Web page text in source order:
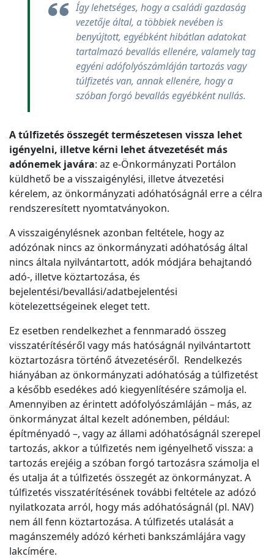
Így lehetséges, hogy a családi gazdaság
vezetője által, a többiek nevében is
benyújtott, egyébként hibátlan adatokat
tartalmazó bevallás ellenére, valamely tag
egyéni adófolyószámláján tartozás vagy
túlfizetés van, annak ellenére, hogy a
szóban forgó bevallás egyébként nullás.
A túlfizetés összegét természetesen vissza lehet
igényelni, illetve kérni lehet átvezetését más
adónemek javára: az e-Önkormányzati Portálon
küldhető be a visszaigénylési, illetve átvezetési
kérelem, az önkormányzati adóhatóságnál erre a célra
rendszeresített nyomtatványokon.
A visszaigénylésnek azonban feltétele, hogy az
adózónak nincs az önkormányzati adóhatóság által
nincs általa nyilvántartott, adók módjára behajtandó
adó-, illetve köztartozása, és
bejelentési/bevallási/adatbejelentési
kötelezettségeinek eleget tett.
Ez esetben rendelkezhet a fennmaradó összeg
visszatérítéséről vagy más hatóságnál nyilvántartott
köztartozásra történő átvezetéséről. Rendelkezés
hiányában az önkormányzati adóhatóság a túlfizetést
a később esedékes adó kiegyenlítésére számolja el.
Amennyiben az érintett adófolyószámláján – más, az
önkormányzat által kezelt adónemben, például:
építményadó –, vagy az állami adóhatóságnál szerepel
tartozás, akkor a túlfizetés nem igényelhető vissza: a
tartozás erejéig a szóban forgó tartozásra számolja el
és utalja át a túlfizetés összegét az önkormányzat. A
túlfizetés visszatérítésének további feltétele az adózó
nyilatkozata arról, hogy más adóhatóságnál (pl. NAV)
nem áll fenn köztartozása. A túlfizetés utalását a
magánszemély adózó kérheti bankszámlájára vagy
lakcímére.